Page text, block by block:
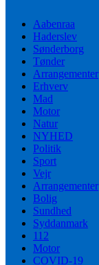
Aabenraa
Haderslev
Sønderborg
Tønder
Arrangementer
Erhverv
Mad
Motor
Natur
NYHED
Politik
Sport
Vejr
Arrangementer
Bolig
Sundhed
Syddanmark
112
Motor
COVID-19